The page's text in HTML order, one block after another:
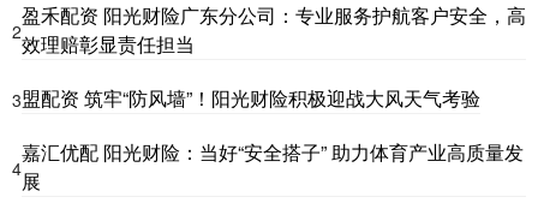
2
盈禾配资 阳光财险广东分公司：专业服务护航客户安全，高
效理赔彰显责任担当
3盟配资 筑牢“防风墙”！阳光财险积极迎战大风天气考验
4
嘉汇优配 阳光财险：当好“安全搭子” 助力体育产业高质量发
展